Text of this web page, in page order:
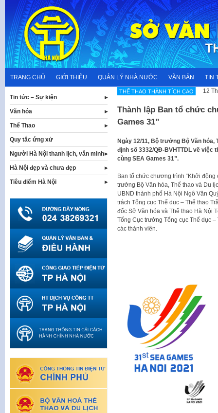
content
TRANG CHỦ GIỚI THIỆU QUẢN LÝ NHÀ NƯỚC VĂN BẢN TIN
THẾ THAO THÀNH TÍCH CAO 12
Thành lập Ban tổ chức
Games 31”
Ngày 12/11, Bộ trưởng Bộ Văn hóa,
định số 3332/QĐ-BVHTTDL về
cùng SEA Games 31”.
Ban tổ chức chương trình “Khởi động
trưởng Bộ Văn hóa, Thể thao và Du
UBND thành phố Hà Nội Ngô Văn
trách Tổng cục Thể dục – Thể thao
đốc Sở Văn hóa và Thể thao Hà Nội
Tổng Cục trưởng Tổng cục Thể dục
các thành viên.
Tin tức – Sự kiện
Văn hóa
Thể Thao
Quy tắc ứng xử
Người Hà Nội thanh lịch, văn minh
Hà Nội đẹp và chưa đẹp
Tiêu điểm Hà Nội